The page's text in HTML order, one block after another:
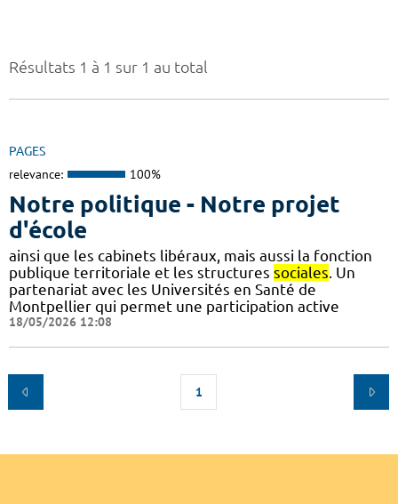
Résultats 1 à 1 sur 1 au total
PAGES
relevance: 100%
Notre politique - Notre projet
d'école
ainsi que les cabinets libéraux, mais aussi la fonction
publique territoriale et les structures sociales . Un
partenariat avec les Universités en Santé de
Montpellier qui permet une participation active
18/05/2026 12:08
1